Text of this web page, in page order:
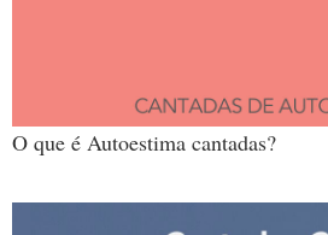
O que é Autoestima cantadas?